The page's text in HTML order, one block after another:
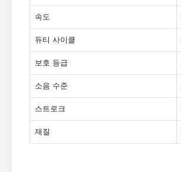
속도
듀티 사이클
보호 등급
소음 수준
스트로크
재질